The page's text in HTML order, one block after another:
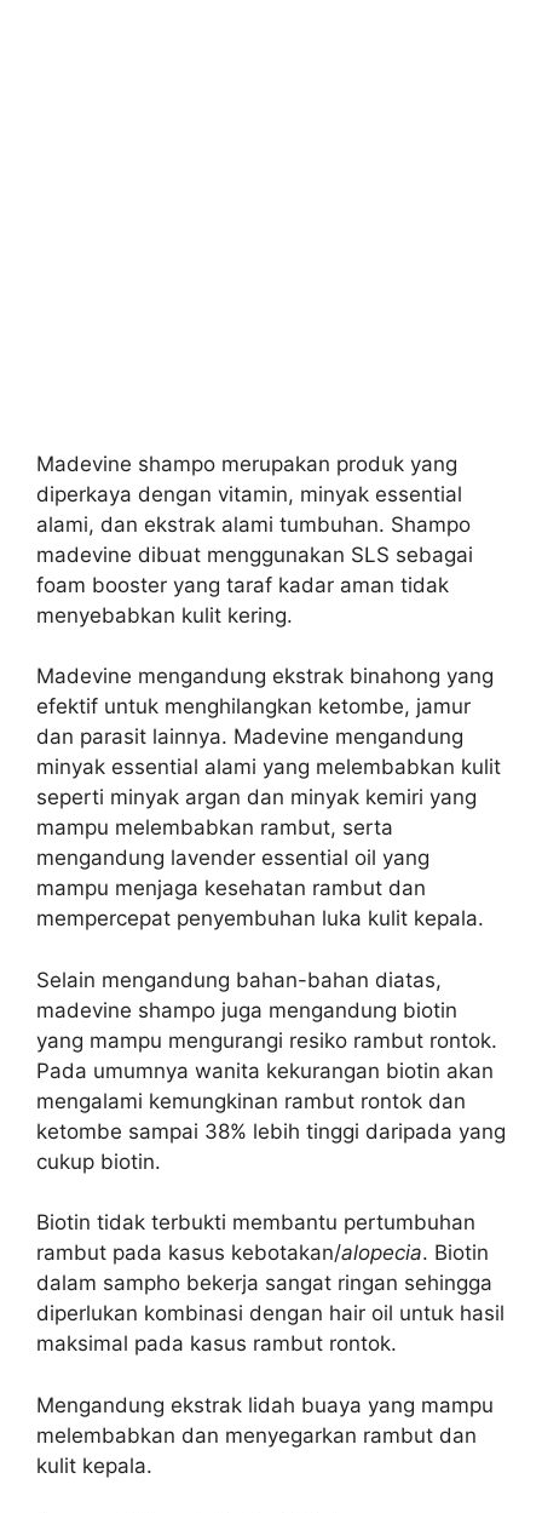
Madevine shampo merupakan produk yang
diperkaya dengan vitamin, minyak essential
alami, dan ekstrak alami tumbuhan. Shampo
madevine dibuat menggunakan SLS sebagai
foam booster yang taraf kadar aman tidak
menyebabkan kulit kering.
Madevine mengandung ekstrak binahong yang
efektif untuk menghilangkan ketombe, jamur
dan parasit lainnya. Madevine mengandung
minyak essential alami yang melembabkan kulit
seperti minyak argan dan minyak kemiri yang
mampu melembabkan rambut, serta
mengandung lavender essential oil yang
mampu menjaga kesehatan rambut dan
mempercepat penyembuhan luka kulit kepala.
Selain mengandung bahan-bahan diatas,
madevine shampo juga mengandung biotin
yang mampu mengurangi resiko rambut rontok.
Pada umumnya wanita kekurangan biotin akan
mengalami kemungkinan rambut rontok dan
ketombe sampai 38% lebih tinggi daripada yang
cukup biotin.
Biotin tidak terbukti membantu pertumbuhan
rambut pada kasus kebotakan/alopecia. Biotin
dalam sampho bekerja sangat ringan sehingga
diperlukan kombinasi dengan hair oil untuk hasil
maksimal pada kasus rambut rontok.
Mengandung ekstrak lidah buaya yang mampu
melembabkan dan menyegarkan rambut dan
kulit kepala.